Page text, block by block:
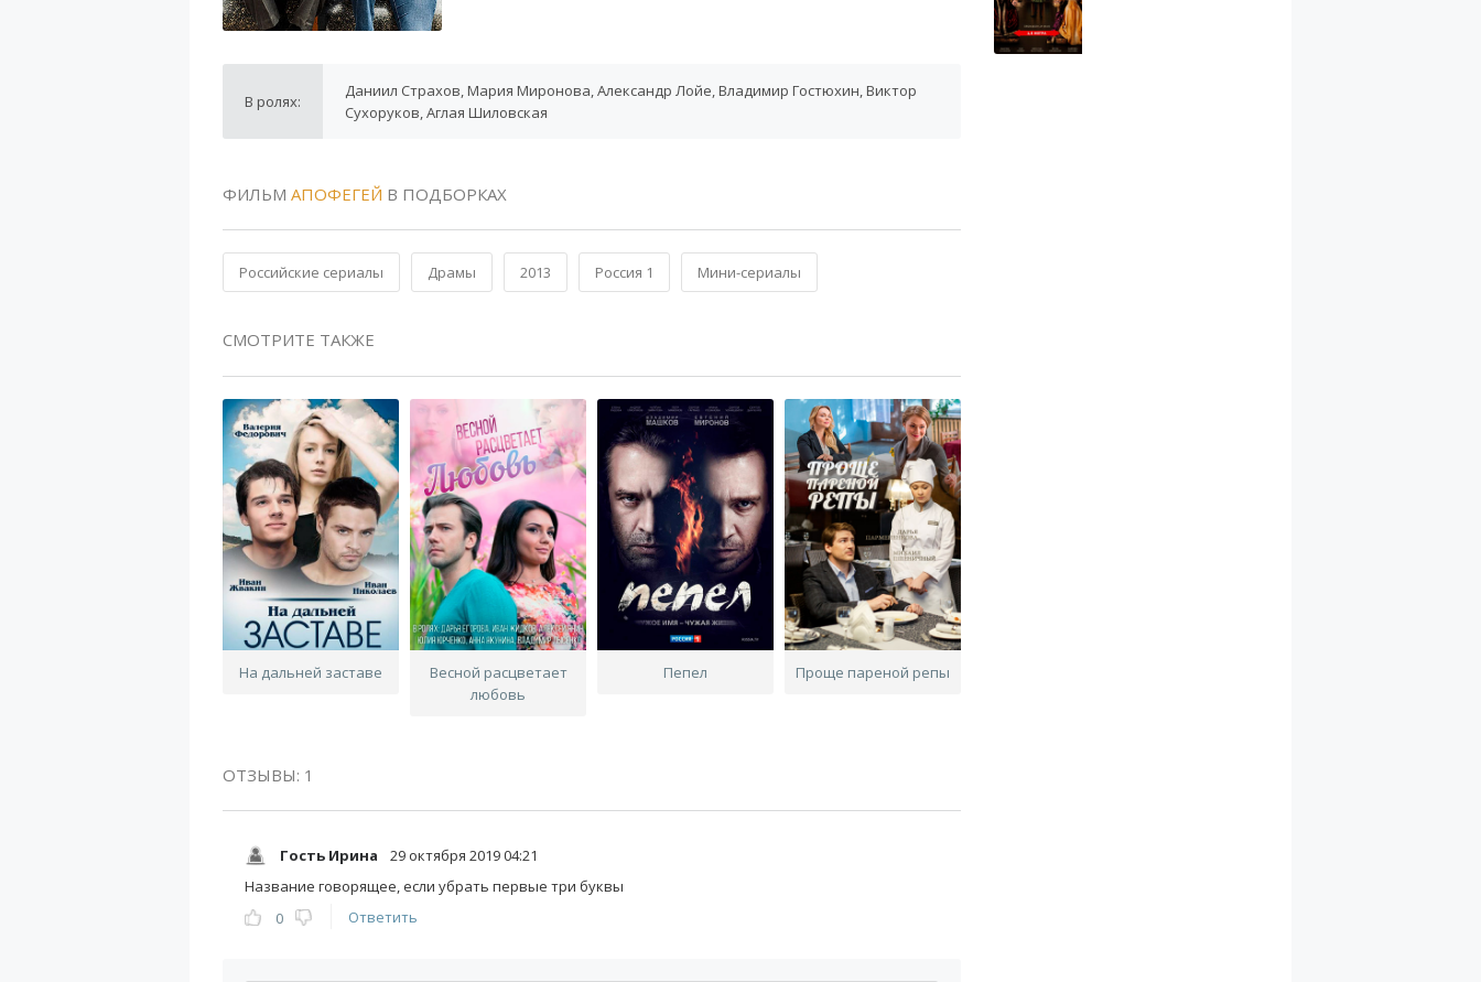
В ролях:
Даниил Страхов, Мария Миронова, Александр Лойе, Владимир Гостюхин, Виктор
Сухоруков, Аглая Шиловская
ФИЛЬМ АПОФЕГЕЙ В ПОДБОРКАХ
Российские сериалы Драмы 2013 Россия 1 Мини-сериалы
СМОТРИТЕ ТАКЖЕ
На дальней заставе
Весной расцветает
любовь
Пепел Проще пареной репы
ОТЗЫВЫ: 1
Гость Ирина
29 октября 2019 04:21
Название говорящее, если убрать первые три буквы
0
Ответить